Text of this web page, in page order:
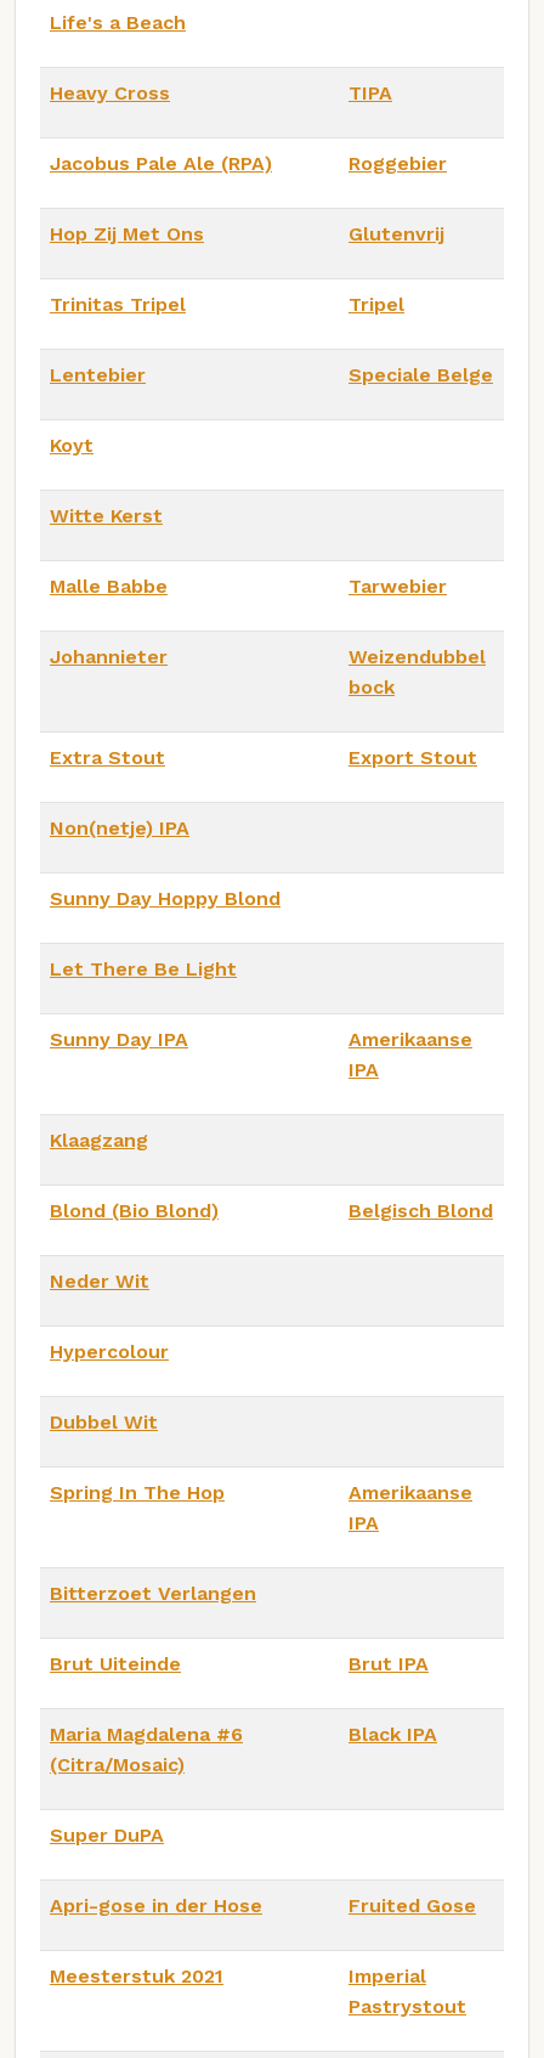
Life's a Beach
Heavy Cross TIPA
Jacobus Pale Ale (RPA) Roggebier
Hop Zij Met Ons Glutenvrij
Trinitas Tripel Tripel
Lentebier Speciale Belge
Koyt
Witte Kerst
Malle Babbe Tarwebier
Johannieter
Weizendubbel
bock
Extra Stout Export Stout
Non(netje) IPA
Sunny Day Hoppy Blond
Let There Be Light
Sunny Day IPA
Amerikaanse
IPA
Klaagzang
Blond (Bio Blond) Belgisch Blond
Neder Wit
Hypercolour
Dubbel Wit
Spring In The Hop
Amerikaanse
IPA
Bitterzoet Verlangen
Brut Uiteinde Brut IPA
Maria Magdalena #6
(Citra/Mosaic)
Black IPA
Super DuPA
Apri-gose in der Hose Fruited Gose
Meesterstuk 2021
Imperial
Pastrystout